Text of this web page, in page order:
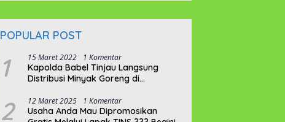
POPULAR POST
1 15 Maret 2022 1 Komentar
Kapolda Babel Tinjau Langsung
Distribusi Minyak Goreng di
2 12 Maret 2025 1 Komentar
Usaha Anda Mau Dipromosikan